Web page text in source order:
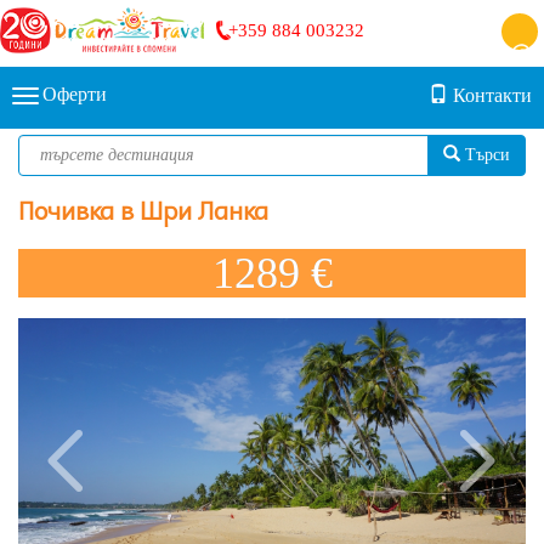
+359 884 003232
Оферти Контакти
Търси
Почивка в Шри Ланка
1289 €